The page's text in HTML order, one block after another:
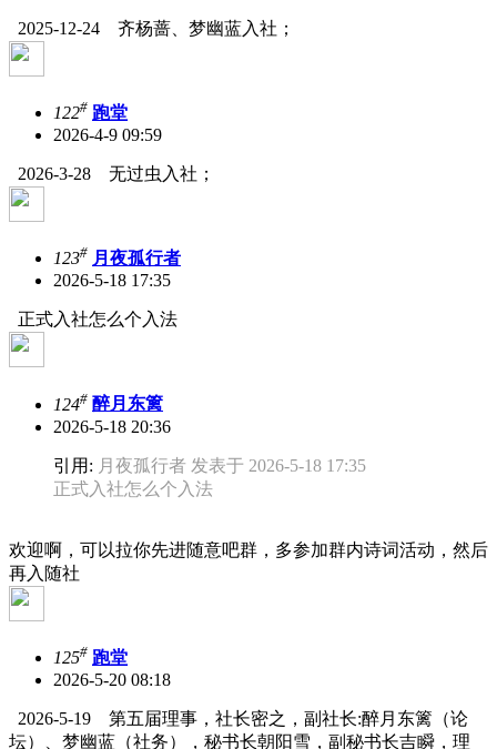
2025-12-24 齐杨蔷、梦幽蓝入社；
122# 跑堂
2026-4-9 09:59
2026-3-28 无过虫入社；
123# 月夜孤行者
2026-5-18 17:35
正式入社怎么个入法
124# 醉月东篱
2026-5-18 20:36
引用: 月夜孤行者 发表于 2026-5-18 17:35
正式入社怎么个入法
欢迎啊，可以拉你先进随意吧群，多参加群内诗词活动，然后
再入随社
125# 跑堂
2026-5-20 08:18
2026-5-19 第五届理事，社长密之，副社长:醉月东篱（论
坛）、梦幽蓝（社务），秘书长朝阳雪，副秘书长吉瞬，理